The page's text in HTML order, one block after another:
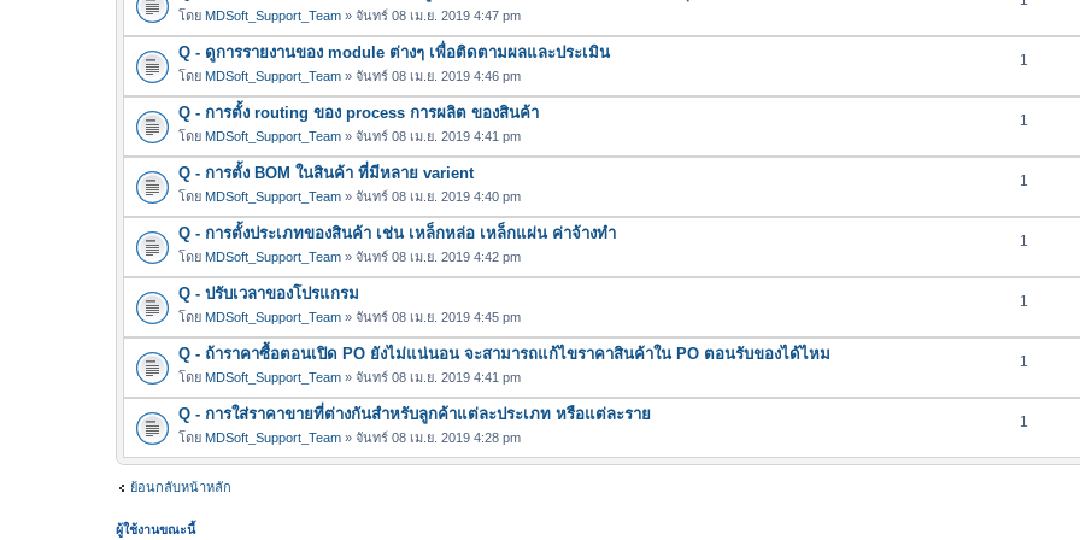
โดย MDSoft_Support_Team » จันทร์ 08 เม.ย. 2019 4:47 pm
Q - ดูการรายงานของ module ต่างๆ เพื่อติดตามผลและประเมิน
โดย MDSoft_Support_Team » จันทร์ 08 เม.ย. 2019 4:46 pm
1
Q - การตั้ง routing ของ process การผลิต ของสินค้า
โดย MDSoft_Support_Team » จันทร์ 08 เม.ย. 2019 4:41 pm
1
Q - การตั้ง BOM ในสินค้า ที่มีหลาย varient
โดย MDSoft_Support_Team » จันทร์ 08 เม.ย. 2019 4:40 pm
1
Q - การตั้งประเภทของสินค้า เช่น เหล็กหล่อ เหล็กแผ่น ค่าจ้างทำ
โดย MDSoft_Support_Team » จันทร์ 08 เม.ย. 2019 4:42 pm
1
Q - ปรับเวลาของโปรแกรม
โดย MDSoft_Support_Team » จันทร์ 08 เม.ย. 2019 4:45 pm
1
Q - ถ้าราคาซื้อตอนเปิด PO ยังไม่แน่นอน จะสามารถแก้ไขราคาสินค้าใน PO ตอนรับของได้ไหม
โดย MDSoft_Support_Team » จันทร์ 08 เม.ย. 2019 4:41 pm
1
Q - การใส่ราคาขายที่ต่างกันสำหรับลูกค้าแต่ละประเภท หรือแต่ละราย
โดย MDSoft_Support_Team » จันทร์ 08 เม.ย. 2019 4:28 pm
1
ย้อนกลับหน้าหลัก
ผู้ใช้งานขณะนี้